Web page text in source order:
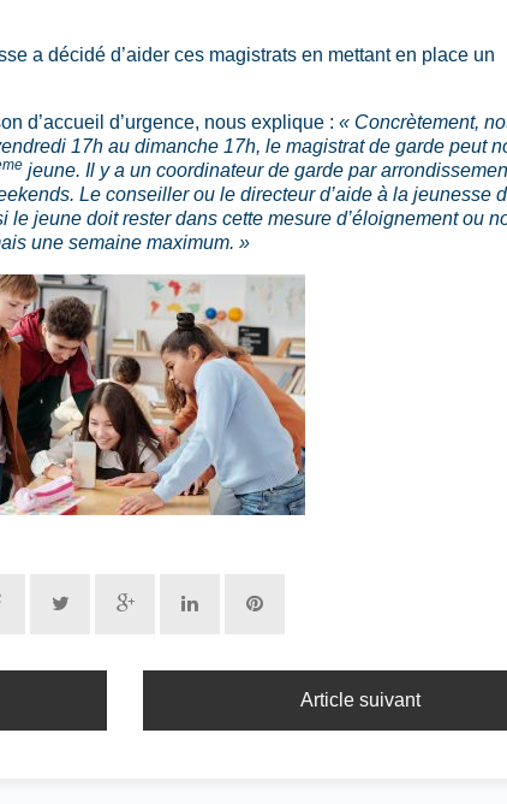
a décidé d’aider ces magistrats en mettant en place un
d’accueil d’urgence, nous explique : « Concrètement,
17h au dimanche 17h, le magistrat de garde peut
jeune. Il y a un coordinateur de garde par
Le conseiller ou le directeur d’aide à la jeunesse
le jeune doit rester dans cette mesure d’éloignement ou
une semaine maximum. »
Article suivant